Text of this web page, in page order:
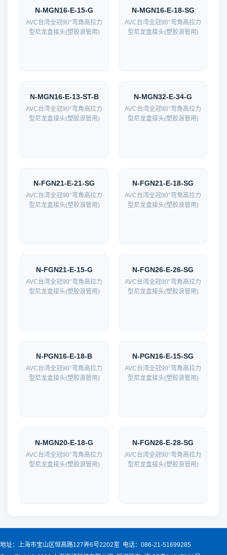
N-MGN16-E-15-G
AVC台湾全冠90°弯角高拉力
型尼龙盒接头(塑胶浪管用)
N-MGN16-E-18-SG
AVC台湾全冠90°弯角高拉力
型尼龙盒接头(塑胶浪管用)
N-MGN16-E-13-ST-B
AVC台湾全冠90°弯角高拉力
型尼龙盒接头(塑胶浪管用)
N-MGN32-E-34-G
AVC台湾全冠90°弯角高拉力
型尼龙盒接头(塑胶浪管用)
N-FGN21-E-21-SG
AVC台湾全冠90°弯角高拉力
型尼龙盒接头(塑胶浪管用)
N-FGN21-E-18-SG
AVC台湾全冠90°弯角高拉力
型尼龙盒接头(塑胶浪管用)
N-FGN21-E-15-G
AVC台湾全冠90°弯角高拉力
型尼龙盒接头(塑胶浪管用)
N-FGN26-E-26-SG
AVC台湾全冠90°弯角高拉力
型尼龙盒接头(塑胶浪管用)
N-PGN16-E-18-B
AVC台湾全冠90°弯角高拉力
型尼龙盒接头(塑胶浪管用)
N-PGN16-E-15-SG
AVC台湾全冠90°弯角高拉力
型尼龙盒接头(塑胶浪管用)
N-MGN20-E-18-G
AVC台湾全冠90°弯角高拉力
型尼龙盒接头(塑胶浪管用)
N-FGN26-E-28-SG
AVC台湾全冠90°弯角高拉力
型尼龙盒接头(塑胶浪管用)
地址：上海市宝山区恒高路127弄6号2202室 电话：086-21-51699285